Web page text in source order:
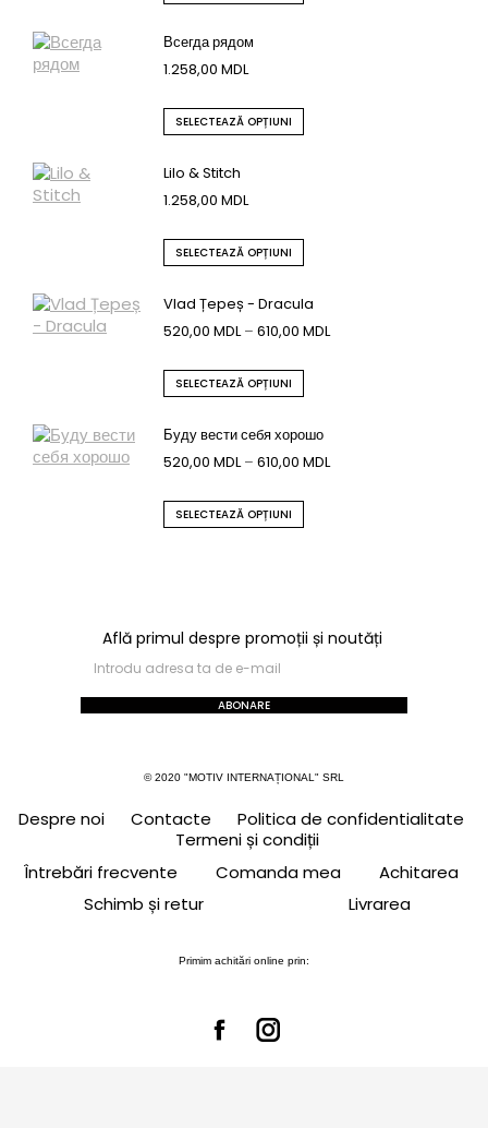
Всегда рядом
1.258,00 MDL
SELECTEAZĂ OPȚIUNI
Lilo & Stitch
1.258,00 MDL
SELECTEAZĂ OPȚIUNI
Vlad Țepeș - Dracula
520,00 MDL – 610,00 MDL
SELECTEAZĂ OPȚIUNI
Буду вести себя хорошо
520,00 MDL – 610,00 MDL
SELECTEAZĂ OPȚIUNI
Află primul despre promoții și noutăți
ABONARE
© 2020 "MOTIV INTERNAȚIONAL" SRL
Despre noi Contacte
Politica de confidentialitate
Termeni și condiții
Întrebări frecvente
Comanda mea
Achitarea
Schimb și retur
Livrarea
Primim achitări online prin: